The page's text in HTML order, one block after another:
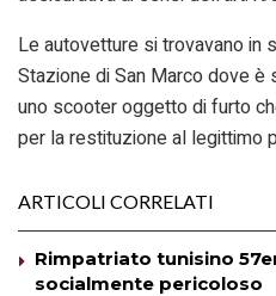
Le autovetture si trovavano in
Stazione di San Marco dove è
uno scooter oggetto di furto
per la restituzione al legittimo
ARTICOLI CORRELATI
Rimpatriato tunisino
socialmente pericoloso